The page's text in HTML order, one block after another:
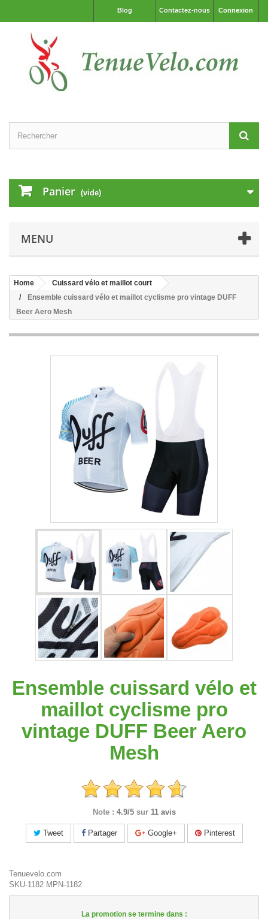
Connexion
Contactez-nous
Blog
Panier (vide)
MENU
Home
Cuissard vélo et maillot court
Ensemble cuissard vélo et maillot cyclisme pro vintage DUFF
Beer Aero Mesh
Ensemble cuissard vélo et
maillot cyclisme pro
vintage DUFF Beer Aero
Mesh
Note : 4.9/5 sur 11 avis
Tweet Partager Google+ Pinterest
Tenuevelo.com
SKU-1182 MPN-1182
La promotion se termine dans :